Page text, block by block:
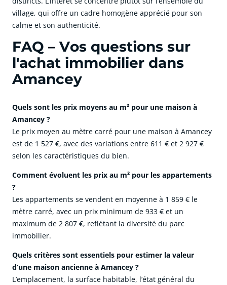
village, qui offre un cadre homogène apprécié pour son
calme et son authenticité.
FAQ – Vos questions sur
l'achat immobilier dans
Amancey
Quels sont les prix moyens au m² pour une maison à
Amancey ?
Le prix moyen au mètre carré pour une maison à Amancey
est de 1 527 €, avec des variations entre 611 € et 2 927 €
selon les caractéristiques du bien.
Comment évoluent les prix au m² pour les appartements
?
Les appartements se vendent en moyenne à 1 859 € le
mètre carré, avec un prix minimum de 933 € et un
maximum de 2 807 €, reflétant la diversité du parc
immobilier.
Quels critères sont essentiels pour estimer la valeur
d’une maison ancienne à Amancey ?
L’emplacement, la surface habitable, l’état général du